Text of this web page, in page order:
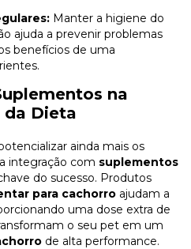
Manter a higiene do
ajuda a prevenir problemas
benefícios de uma
na
Dieta
ainda mais os
integração com suplementos
do sucesso. Produtos
para cachorro ajudam a
uma dose extra de
o seu pet em um
de alta performance.